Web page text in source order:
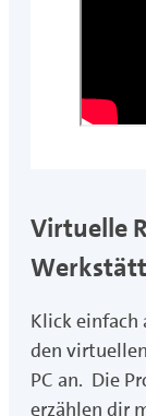
Virtuelle
Klick
den
PC an. Die
erzählen dir